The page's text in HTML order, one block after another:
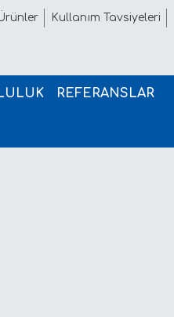
Kullanım Tavsiyeleri
REFERANSLAR